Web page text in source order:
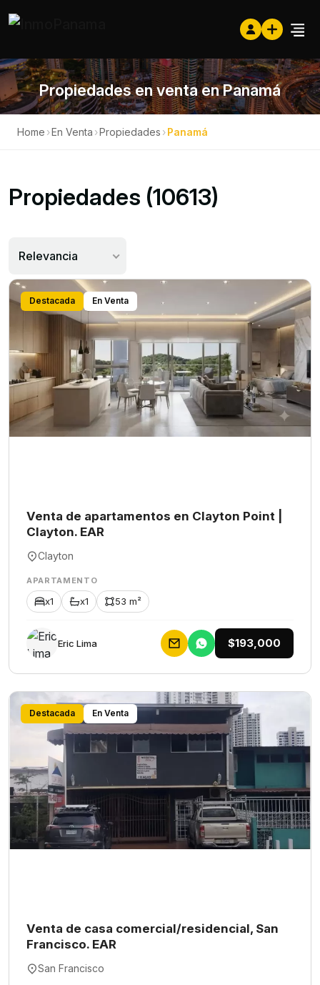
Propiedades en venta en Panamá
Home ›En Venta ›Propiedades ›Panamá
Propiedades (10613)
Relevancia
Destacada En Venta
Venta de apartamentos en Clayton Point |
Clayton. EAR
Clayton
APARTAMENTO
x1 x1 53 m²
Eric Lima $193,000
Destacada En Venta
Venta de casa comercial/residencial, San
Francisco. EAR
San Francisco